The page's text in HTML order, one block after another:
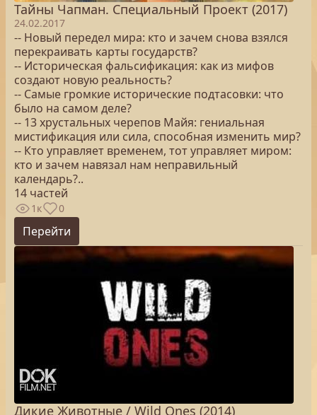
Тайны Чапман. Специальный Проект (2017)
24.02.2017
-- Новый передел мира: кто и зачем снова взялся
перекраивать карты государств?
-- Историческая фальсификация: как из мифов
создают новую реальность?
-- Самые громкие исторические подтасовки: что
было на самом деле?
-- 13 хрустальных черепов Майя: гениальная
мистификация или сила, способная изменить мир?
-- Кто управляет временем, тот управляет миром:
кто и зачем навязал нам неправильный
календарь?..
14 частей
1к 0
Перейти
Дикие Животные / Wild Ones (2014)